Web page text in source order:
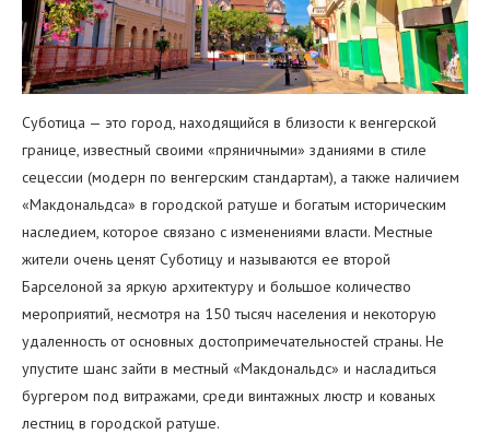
Суботица — это город, находящийся в близости к венгерской
границе, известный своими «пряничными» зданиями в стиле
сецессии (модерн по венгерским стандартам), а также наличием
«Макдональдса» в городской ратуше и богатым историческим
наследием, которое связано с изменениями власти. Местные
жители очень ценят Суботицу и называются ее второй
Барселоной за яркую архитектуру и большое количество
мероприятий, несмотря на 150 тысяч населения и некоторую
удаленность от основных достопримечательностей страны. Не
упустите шанс зайти в местный «Макдональдс» и насладиться
бургером под витражами, среди винтажных люстр и кованых
лестниц в городской ратуше.